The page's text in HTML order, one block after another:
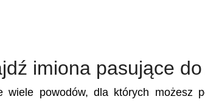
imiona pasujące
wiele powodów, dla których możesz